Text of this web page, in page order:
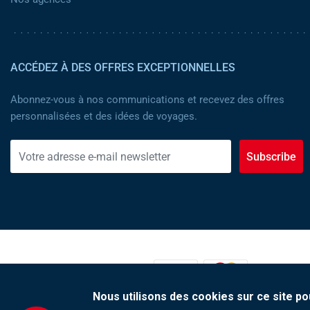
ACCÉDEZ À DES OFFRES EXCEPTIONNELLES
Abonnez-vous à nos communications et recevez des offres
personnalisées et des idées de voyages.
Subscribe
Nous utilisons des cookies sur ce site